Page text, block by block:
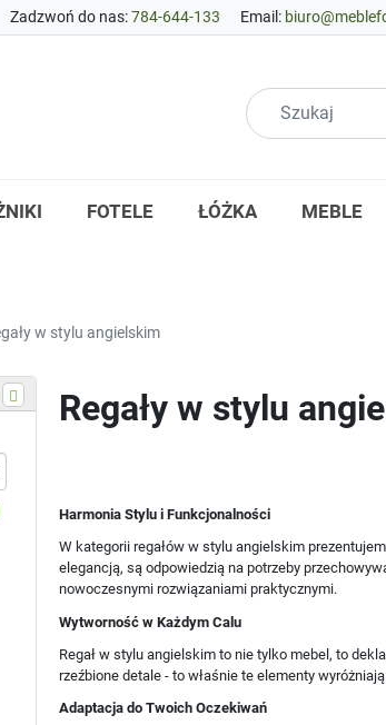
Zadzwoń do nas:784-644-133 Email:
FOTELE ŁÓŻKA MEBLE
w stylu angielskim
Regały w stylu
Harmonia Stylu i Funkcjonalności
W kategorii regałów w stylu angielskim
elegancją, są odpowiedzią na potrzeby
nowoczesnymi rozwiązaniami praktycznymi.
Wytworność w Każdym Calu
Regał w stylu angielskim to nie tylko mebel, to
rzeźbione detale - to właśnie te elementy
Adaptacja do Twoich Oczekiwań